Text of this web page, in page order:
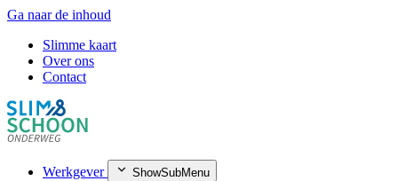
Ga naar de inhoud
Slimme kaart
Over ons
Contact
Werkgever ShowSubMenu